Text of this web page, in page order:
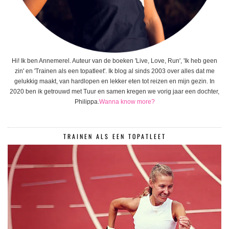
Hi! Ik ben Annemerel. Auteur van de boeken 'Live, Love, Run', 'Ik heb geen
zin' en 'Trainen als een topatleet'. Ik blog al sinds 2003 over alles dat me
gelukkig maakt, van hardlopen en lekker eten tot reizen en mijn gezin. In
2020 ben ik getrouwd met Tuur en samen kregen we vorig jaar een dochter,
Philippa.Wanna know more?
TRAINEN ALS EEN TOPATLEET